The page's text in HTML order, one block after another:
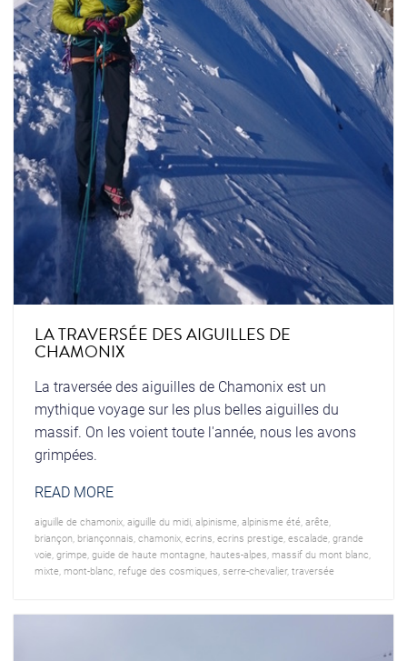
LA TRAVERSÉE DES AIGUILLES DE
CHAMONIX
La traversée des aiguilles de Chamonix est un
mythique voyage sur les plus belles aiguilles du
massif. On les voient toute l'année, nous les avons
grimpées.
READ MORE
aiguille de chamonix, aiguille du midi, alpinisme, alpinisme été, arête,
briançon briançonnais chamonix, ecrins ecrins prestige, escalade, grande
voie, grimpe, guide de haute montagne, hautes-alpes massif du mont blanc
mixte, mont-blanc refuge des cosmiques serre-chevalier, traversée